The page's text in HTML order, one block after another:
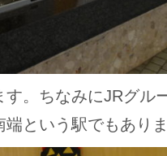
。ちなみにJRグル
という駅でもあり